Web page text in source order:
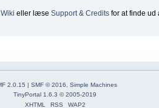
eller læseSupport & Credits for at finde ud
2.0.15 | SMF © 2016, Simple Machines
TinyPortal 1.6.3 ©2005-2019
XHTML
RSS WAP2